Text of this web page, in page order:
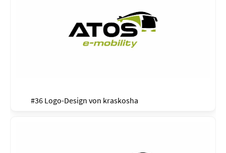
#36 Logo-Design von kraskosha